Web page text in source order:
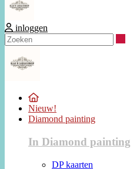
inloggen
Nieuw!
Diamond painting
In Diamond painting
DP kaarten